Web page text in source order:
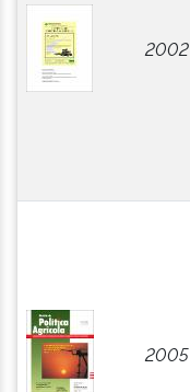
2002
2005